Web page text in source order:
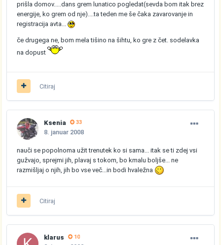
prišla domov.....dans grem lunatico pogledat(sevda bom itak brez
energije, ko grem od nje)....ta teden me še čaka zavarovanje in
registracija avta...
če drugega ne, bom mela tišino na šihtu, ko gre z čet. sodelavka
na dopust
Citiraj
Ksenia 33
8. januar 2008
nauči se popolnoma užit trenutek ko si sama... itak se ti zdej vsi
gužvajo, sprejmi jih, plavaj s tokom, bo kmalu boljše... ne
razmišljaj o njih, jih bo vse več...in bodi hvaležna
Citiraj
klarus 10